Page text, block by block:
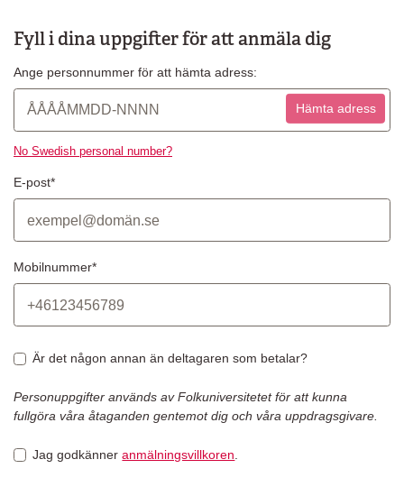
Fyll i dina uppgifter för att anmäla dig
Ange personnummer för att hämta adress:
Hämta adress
No Swedish personal number?
E-post*
Mobilnummer*
Är det någon annan än deltagaren som betalar?
Personuppgifter används av Folkuniversitetet för att kunna
fullgöra våra åtaganden gentemot dig och våra uppdragsgivare.
Jag godkänneranmälningsvillkoren